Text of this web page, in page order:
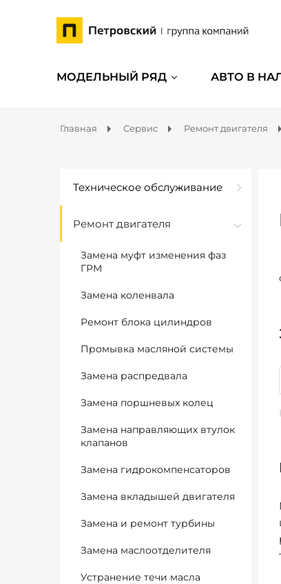
МОДЕЛЬНЫЙ РЯД АВТО В
Главная Сервис Ремонт двигателя
Техническое обслуживание
Ремонт двигателя
Замена муфт изменения фаз
ГРМ
Замена коленвала
Ремонт блока цилиндров
Промывка масляной системы
Замена распредвала
Замена поршневых колец
Замена направляющих втулок
клапанов
Замена гидрокомпенсаторов
Замена вкладышей двигателя
Замена и ремонт турбины
Замена маслоотделителя
Устранение течи масла